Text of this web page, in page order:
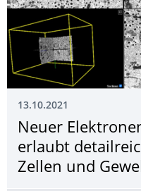
13.10.2021
Neuer
erlaubt
Zellen und